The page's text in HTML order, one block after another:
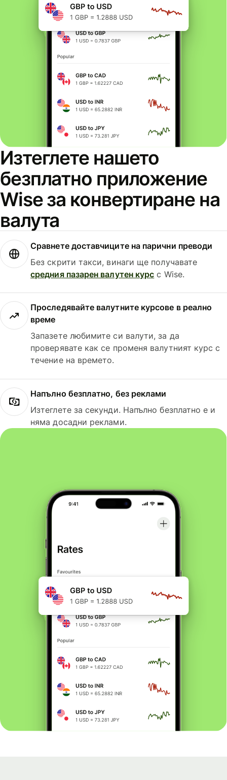
Изтеглете нашето
безплатно приложение
Wise за конвертиране на
валута
Сравнете доставчиците на парични преводи
Без скрити такси, винаги ще получавате
средния пазарен валутен курс с Wise.
Проследявайте валутните курсове в реално
време
Запазете любимите си валути, за да
проверявате как се променя валутният курс с
течение на времето.
Напълно безплатно, без реклами
Изтеглете за секунди. Напълно безплатно е и
няма досадни реклами.